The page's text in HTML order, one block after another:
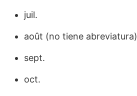
juil.
août (no tiene abreviatura)
sept.
oct.